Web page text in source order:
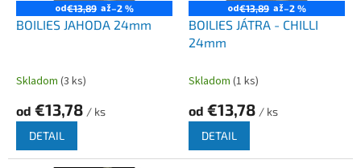
od€13,89 až–2 %
BOILIES JAHODA 24mm
Skladom (3 ks)
od €13,78 / ks
DETAIL
od€13,89 až–2 %
BOILIES JÁTRA - CHILLI
24mm
Skladom (1 ks)
od €13,78 / ks
DETAIL